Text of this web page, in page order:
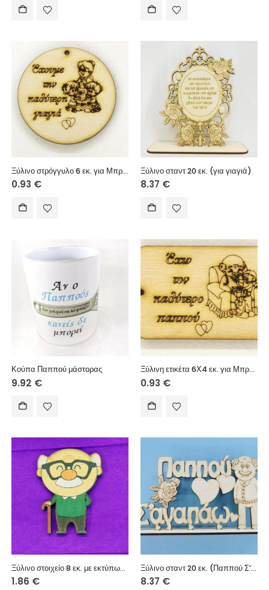
Ξύλινο στρόγγυλο 6 εκ. για Μπρελόκ (Έχουμε την καλύτερη γιαγιά κορίτσι & αγόρι)
0.93 €
Ξύλινο σταντ 20 εκ. (για γιαγιά)
8.37 €
Κούπα Παππού μάστορας
9.92 €
Ξύλινη ετικέτα 6Χ4 εκ. για Μπρελόκ (Έχω τον καλύτερο παππού αγόρι)
0.93 €
Ξύλινο στοιχείο 8 εκ. με εκτύπωση (παππούς)
1.86 €
Ξύλινο σταντ 20 εκ. (Παππού Σ’ αγαπάω)
8.37 €